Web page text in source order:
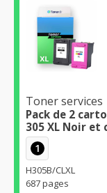
Toner services
Pack de 2
305 XL Noir et
1
H305B/CLXL
687 pages